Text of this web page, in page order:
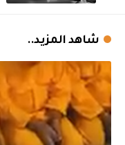
شاهد المزيد..